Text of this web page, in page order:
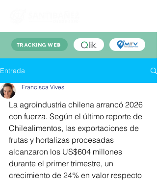
TRACKING WEB
Entrada
Francisca Vives
La agroindustria chilena arrancó 2026
con fuerza. Según el último reporte de
Chilealimentos, las exportaciones de
frutas y hortalizas procesadas
alcanzaron los US$604 millones
durante el primer trimestre, un
crecimiento de 24% en valor respecto